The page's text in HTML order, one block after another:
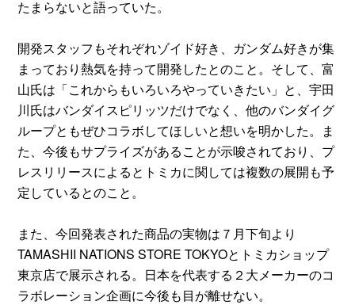
たまらないと語っていた。
開発スタッフもそれぞれゾイド好き、ガンダム好きが集
まっており熱気を持って開発したとのこと。そして、富
山氏は「これからもいろいろやっていきたい」と、宇田
川氏はバンダイスピリッツだけでなく、他のバンダイグ
ループともぜひコラボしてほしいと想いを明かした。ま
た、今後もサプライズがあることが示唆されており、プ
レスリリースによるとトミカに関しては複数の展開も予
定しているとのこと。
また、今回発表された商品の実物は７月下旬より
TAMASHII NATIONS STORE TOKYOとトミカショップ
東京店で展示される。日本を代表する２大メーカーのコ
ラボレーション企画に今後も目が離せない。